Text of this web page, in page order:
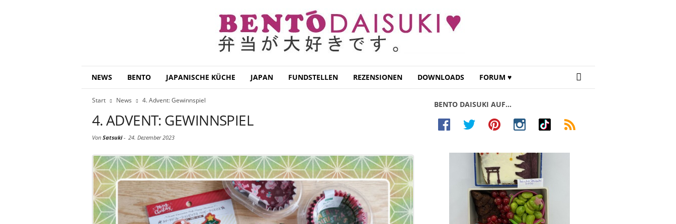
NEWS BENTO JAPANISCHE KÜCHE JAPAN FUNDSTELLEN REZENSIONEN DOWNLOADS FORUM ♥
Start News 4. Advent: Gewinnspiel
4. ADVENT: GEWINNSPIEL
Von Satsuki- 24. Dezember 2023
BENTO DAISUKI AUF…